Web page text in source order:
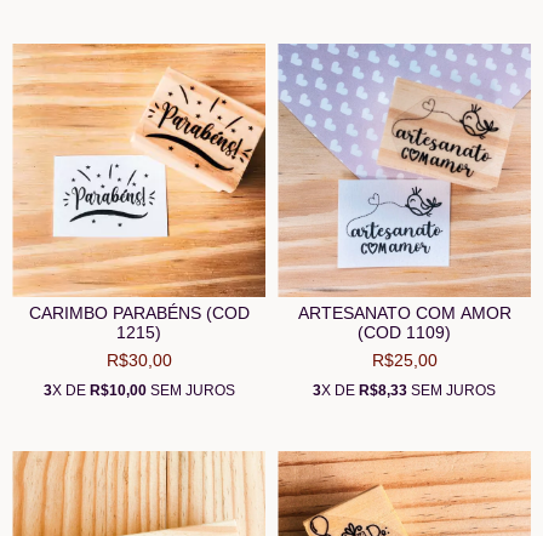
CARIMBO PARABÉNS (COD
1215)
R$30,00
3X DE R$10,00SEM JUROS
ARTESANATO COM AMOR
(COD 1109)
R$25,00
3X DE R$8,33 SEM JUROS